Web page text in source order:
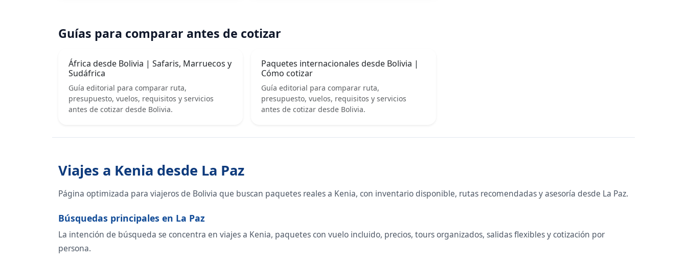
Guías para comparar antes de cotizar
África desde Bolivia | Safaris, Marruecos y
Sudáfrica
Guía editorial para comparar ruta,
presupuesto, vuelos, requisitos y servicios
antes de cotizar desde Bolivia.
Paquetes internacionales desde Bolivia |
Cómo cotizar
Guía editorial para comparar ruta,
presupuesto, vuelos, requisitos y servicios
antes de cotizar desde Bolivia.
Viajes a Kenia desde La Paz
Página optimizada para viajeros de Bolivia que buscan paquetes reales a Kenia, con inventario disponible, rutas recomendadas y asesoría desde La Paz.
Búsquedas principales en La Paz
La intención de búsqueda se concentra en viajes a Kenia, paquetes con vuelo incluido, precios, tours organizados, salidas flexibles y cotización por
persona.